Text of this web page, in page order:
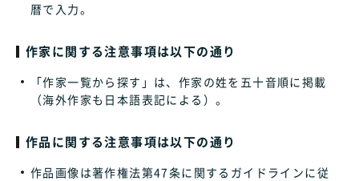
暦で入力。
作家に関する注意事項は以下の通り
「作家一覧から探す」は、作家の姓を五十音順に掲載
（海外作家も日本語表記による）。
作品に関する注意事項は以下の通り
作品画像は著作権法第47条に関するガイドラインに従